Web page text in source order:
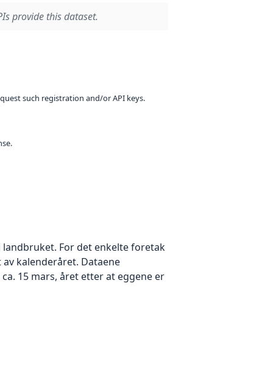
provide this dataset.
such registration and/or API keys.
For det enkelte foretak
kalenderåret. Dataene
15 mars, året etter at eggene er